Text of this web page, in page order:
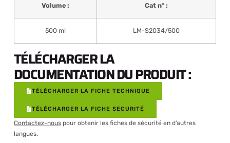
Volume : Cat n° :
500 ml LM-S2034/500
TÉLÉCHARGER LA
DOCUMENTATION DU PRODUIT :
TÉLÉCHARGER LA FICHE TECHNIQUE
TÉLÉCHARGER LA FICHE SECURITÉ
Contactez-nouspour obtenir les fiches de sécurité en d’autres
langues.